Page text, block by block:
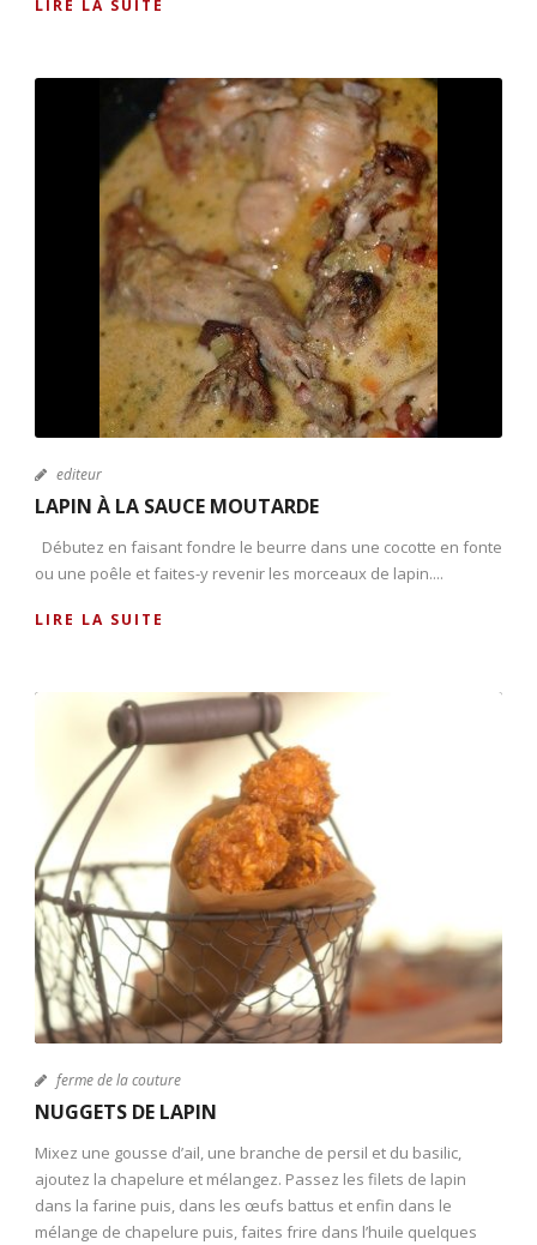
LIRE LA SUITE
editeur
LAPIN À LA SAUCE MOUTARDE
Débutez en faisant fondre le beurre dans une cocotte en fonte
ou une poêle et faites-y revenir les morceaux de lapin....
LIRE LA SUITE
ferme de la couture
NUGGETS DE LAPIN
Mixez une gousse d’ail, une branche de persil et du basilic,
ajoutez la chapelure et mélangez. Passez les filets de lapin
dans la farine puis, dans les œufs battus et enfin dans le
mélange de chapelure puis, faites frire dans l’huile quelques